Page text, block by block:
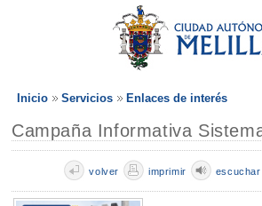
Inicio Servicios Enlaces de interés
Campaña Informativa
escuchar
imprimir
volver